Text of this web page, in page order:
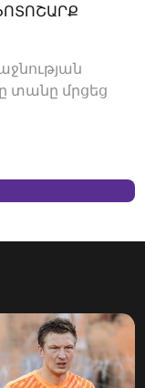
տանը մրցեց